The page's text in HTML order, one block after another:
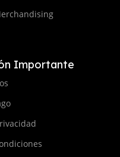
Importante